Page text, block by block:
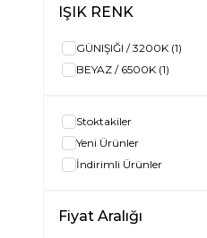
IŞIK RENK
GÜNIŞIĞI / 3200K (1)
BEYAZ / 6500K (1)
Stoktakiler
Yeni Ürünler
İndirimli Ürünler
Fiyat Aralığı